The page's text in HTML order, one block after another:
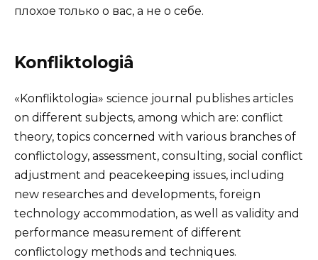
плохое только о вас, а не о себе.
Konfliktologiâ
«Konfliktologia» science journal publishes articles
on different subjects, among which are: conflict
theory, topics concerned with various branches of
conflictology, assessment, consulting, social conflict
adjustment and peacekeeping issues, including
new researches and developments, foreign
technology accommodation, as well as validity and
performance measurement of different
conflictology methods and techniques.